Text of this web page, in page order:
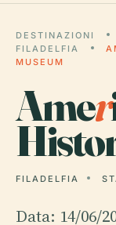
DESTINAZIONI
FILADELFIA
MUSEUM
Amer
FILADELFIA
Data: 14/06/